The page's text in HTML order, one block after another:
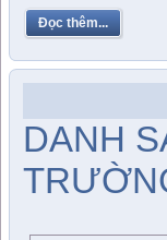
Đọc thêm...
DANH